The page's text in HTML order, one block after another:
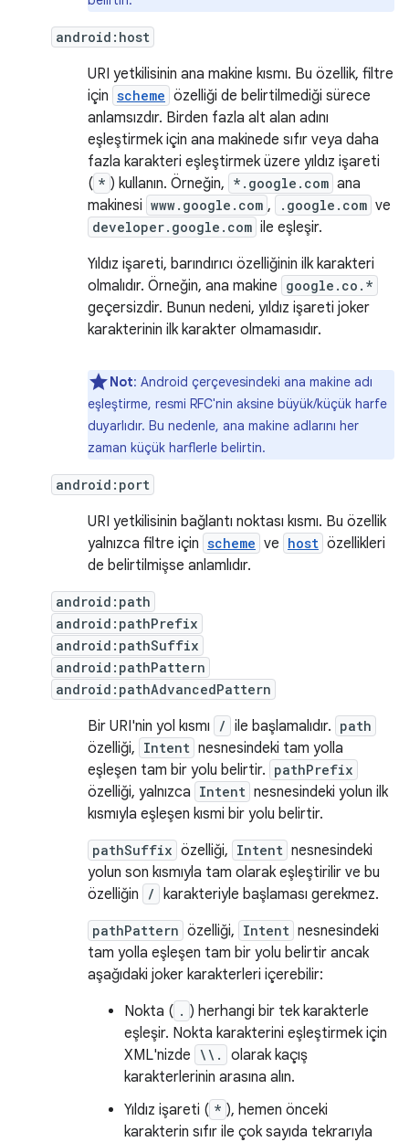
android:host
URI yetkilisinin ana makine kısmı. Bu özellik, filtre
için scheme özelliği de belirtilmediği sürece
anlamsızdır. Birden fazla alt alan adını
eşleştirmek için ana makinede sıfır veya daha
fazla karakteri eşleştirmek üzere yıldız işareti
( * ) kullanın. Örneğin, *.google.com ana
makinesi www.google.com , .google.com ve
developer.google.com ile eşleşir.
Yıldız işareti, barındırıcı özelliğinin ilk karakteri
olmalıdır. Örneğin, ana makine google.co.*
geçersizdir. Bunun nedeni, yıldız işareti joker
karakterinin ilk karakter olmamasıdır.
Not: Android çerçevesindeki ana makine adı
eşleştirme, resmi RFC'nin aksine büyük/küçük harfe
duyarlıdır. Bu nedenle, ana makine adlarını her
zaman küçük harflerle belirtin.
android:port
URI yetkilisinin bağlantı noktası kısmı. Bu özellik
yalnızca filtre için scheme ve host özellikleri
de belirtilmişse anlamlıdır.
android:path
android:pathPrefix
android:pathSuffix
android:pathPattern
android:pathAdvancedPattern
Bir URI'nin yol kısmı / ile başlamalıdır. path
özelliği, Intent nesnesindeki tam yolla
eşleşen tam bir yolu belirtir. pathPrefix
özelliği, yalnızca Intent nesnesindeki yolun ilk
kısmıyla eşleşen kısmi bir yolu belirtir.
pathSuffix özelliği, Intent nesnesindeki
yolun son kısmıyla tam olarak eşleştirilir ve bu
özelliğin
/ karakteriyle başlaması gerekmez.
pathPattern özelliği, Intent nesnesindeki
tam yolla eşleşen tam bir yolu belirtir ancak
aşağıdaki joker karakterleri içerebilir:
Nokta ( . ) herhangi bir tek karakterle
eşleşir. Nokta karakterini eşleştirmek için
XML'nizde \\.
olarak kaçış
karakterlerinin arasına alın.
Yıldız işareti ( * ), hemen önceki
karakterin sıfır ile çok sayıda tekrarıyla